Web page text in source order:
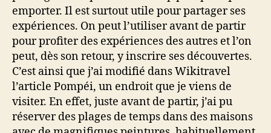
emporter. Il est surtout utile pour partager ses
expériences. On peut l’utiliser avant de partir
pour profiter des expériences des autres et l’on
peut, dès son retour, y inscrire ses découvertes.
C’est ainsi que j’ai modifié dans Wikitravel
l’article Pompéi, un endroit que je viens de
visiter. En effet, juste avant de partir, j’ai pu
réserver des plages de temps dans des maisons